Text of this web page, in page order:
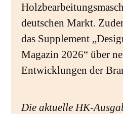
deutschen Markt.
das Supplement
Magazin 2026“ über
Entwicklungen der
Die aktuelle HK-